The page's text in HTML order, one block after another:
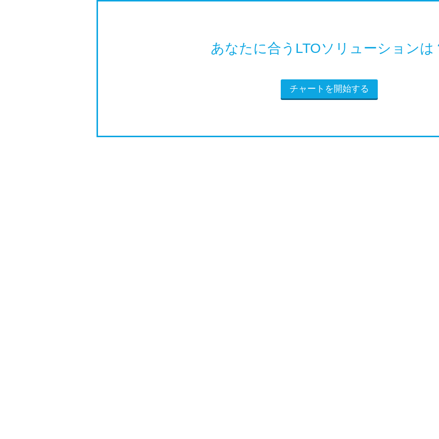
あなたに合うLTOソリューションは
チャートを開始する